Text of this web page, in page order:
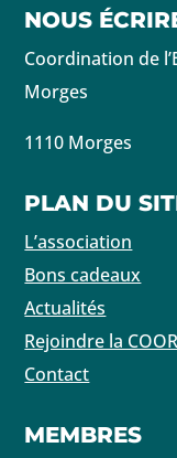
NOUS
Coordination de
Morges
1110 Morges
PLAN DU
L’association
Bons cadeaux
Actualités
Rejoindre la COOR
Contact
MEMBRES